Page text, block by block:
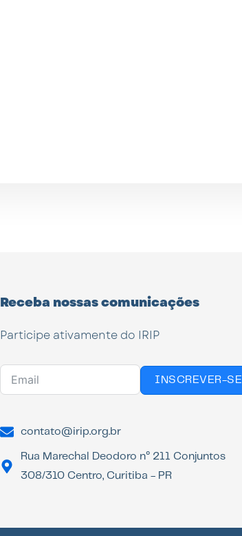
Receba nossas comunicações
Participe ativamente do IRIP
INSCREVER-SE
contato@irip.org.br
Rua Marechal Deodoro n° 211 Conjuntos
308/310 Centro, Curitiba - PR